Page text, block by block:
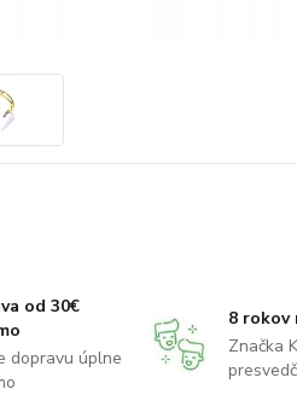
od 30€
dopravu úplne
8 rokov
Značka